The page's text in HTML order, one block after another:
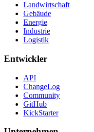
Landwirtschaft
Gebäude
Energie
Industrie
Logistik
Entwickler
API
ChangeLog
Community
GitHub
KickStarter